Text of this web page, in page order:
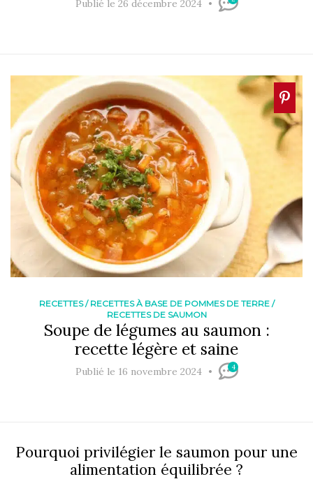
Publié le 26 décembre 2024
RECETTES/ RECETTES À BASE DE POMMES DE TERRE/
RECETTES DE SAUMON
Soupe de légumes au saumon :
recette légère et saine
Publié le 16 novembre 2024 4
Pourquoi privilégier le saumon pour une
alimentation équilibrée ?